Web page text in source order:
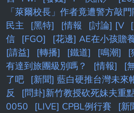
「萊爾校長」作者竟遭警方敲
民主
[黑特] [情報 [討論] [V
信
[FGO]
[花邊] AE在小孩贍
[請益]
[轉播] [鐵道] [鳴潮]
[
有達到旅團級別嗎？
[情報] [
了吧
[新聞] 藍白硬推台灣未來
反
[問卦]新竹教授砍死妹夫重
0050
[LIVE] CPBL例行賽 [新